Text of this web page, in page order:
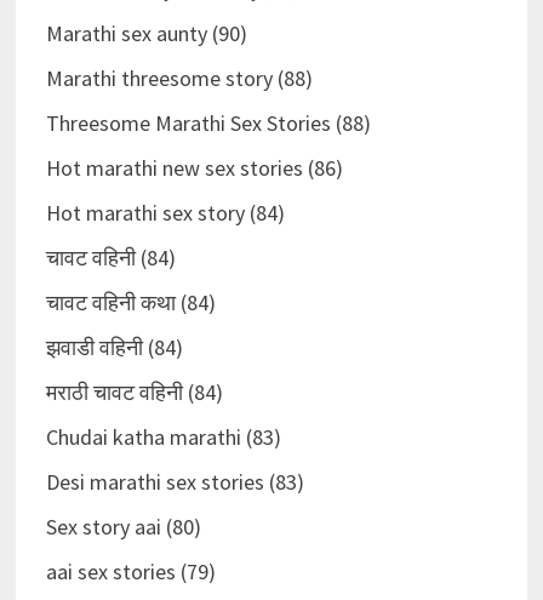
Marathi sex aunty (90)
Marathi threesome story (88)
Threesome Marathi Sex Stories (88)
Hot marathi new sex stories (86)
Hot marathi sex story (84)
चावट वहिनी (84)
चावट वहिनी कथा (84)
झवाडी वहिनी (84)
मराठी चावट वहिनी (84)
Chudai katha marathi (83)
Desi marathi sex stories (83)
Sex story aai (80)
aai sex stories (79)